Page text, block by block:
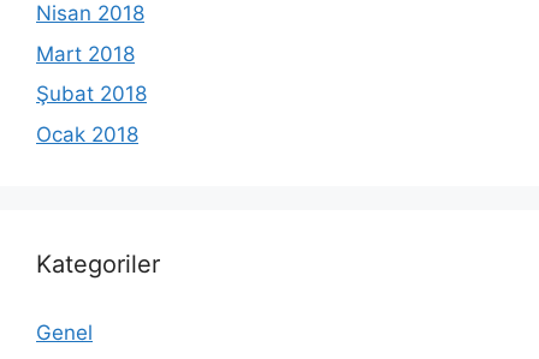
Nisan 2018
Mart 2018
Şubat 2018
Ocak 2018
Kategoriler
Genel